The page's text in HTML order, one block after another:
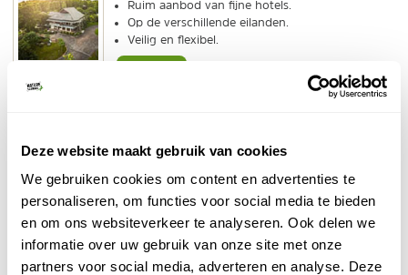
Deze website maakt gebruik van cookies
We gebruiken cookies om content en advertenties te
personaliseren, om functies voor social media te bieden
en om ons websiteverkeer te analyseren. Ook delen we
informatie over uw gebruik van onze site met onze
partners voor social media, adverteren en analyse. Deze
Ruim aanbod van fijne hotels.
Op de verschillende eilanden.
Veilig en flexibel.
Slim geregeld: de highlights zien met lokale tips.
Van groene rijstvelden tot watertempel bezoek, je
local Hero Evy zorgt ervoor dat je niets mist!
BEKIJK